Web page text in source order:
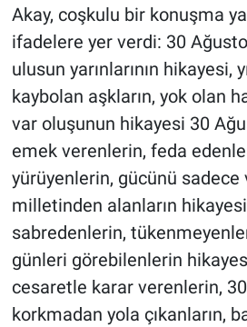
Akay, coşkulu bir konuşma
ifadelere yer verdi: 30
ulusun yarınlarının hikayesi,
kaybolan aşkların, yok olan
var oluşunun hikayesi 30
emek verenlerin, feda
yürüyenlerin, gücünü sadece
milletinden alanların
sabredenlerin,
günleri görebilenlerin
cesaretle karar verenlerin,
korkmadan yola çıkanların,